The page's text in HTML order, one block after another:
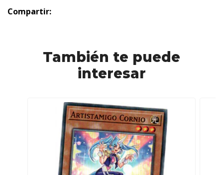
Compartir:
También te puede
interesar